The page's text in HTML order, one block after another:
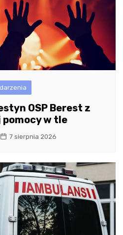
OSP Berest z
w tle
7 sierpnia 2026